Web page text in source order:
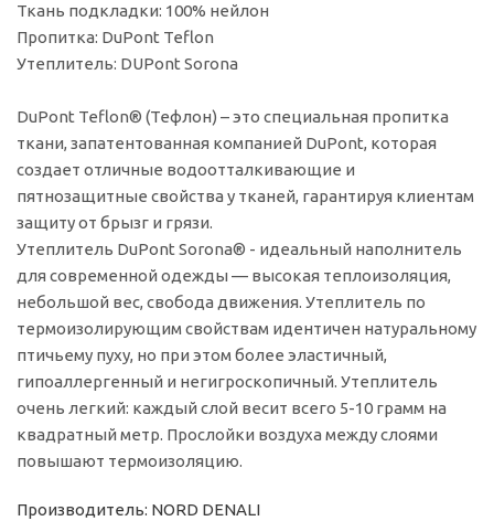
Ткань подкладки: 100% нейлон
Пропитка: DuPont Teflon
Утеплитель: DUPont Sorona
DuPont Teflon® (Тефлон) – это специальная пропитка
ткани, запатентованная компанией DuPont, которая
создает отличные водоотталкивающие и
пятнозащитные свойства у тканей, гарантируя клиентам
защиту от брызг и грязи.
Утеплитель DuPont Sorona® - идеальный наполнитель
для современной одежды — высокая теплоизоляция,
небольшой вес, свобода движения. Утеплитель по
термоизолирующим свойствам идентичен натуральному
птичьему пуху, но при этом более эластичный,
гипоаллергенный и негигроскопичный. Утеплитель
очень легкий: каждый слой весит всего 5-10 грамм на
квадратный метр. Прослойки воздуха между слоями
повышают термоизоляцию.
Производитель: NORD DENALI